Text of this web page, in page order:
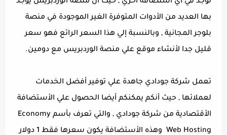
بها العديد من الأدوات المتوفرة الغير الموجودة في منصة
بلوجر المجانية , وبالنسبة إلي هذا السعر الرائع فهو سعر
قليل جدا لأنشاء موقع علي منصة الوردبريس مع دومين.
تعمل شركة جودادي جاهدة علي توفير أفضل الخدمات
لعملائها , حيث أنكم يمكنكم أيضا الحصول علي الأستضافة
الأقتصادية من شركة جودادي , والتي تعرف بأسم Economy
Web Hosting وهذه الأستضافة يكون سعرها فقط 1 دولار